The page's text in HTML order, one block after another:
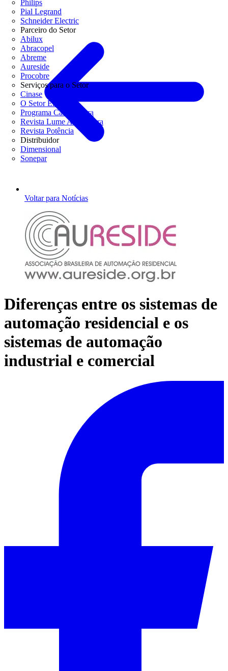
Philips
Pial Legrand
Schneider Electric
Parceiro do Setor
Abilux
Abracopel
Abreme
Aureside
Procobre
Serviços para o Setor
Cinase
O Setor Elétrico
Programa Casa Segura
Revista Lume Arquitetura
Revista Potência
Distribuidor
Dimensional
Sonepar
Voltar para Notícias
Diferenças entre os sistemas de
automação residencial e os
sistemas de automação
industrial e comercial